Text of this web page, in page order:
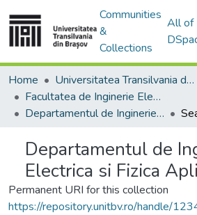
Communities
&
Collections
All of
Home
Universitatea Transilvania din Brasov
Facultatea de Inginerie Electrică și Știința Calculatoarelor
Departamentul de Inginerie Electrica si Fizica Aplicata
Departamentul de
Electrica si Fizica
Permanent URI for this collection
https://repository.unitbv.ro/handle/